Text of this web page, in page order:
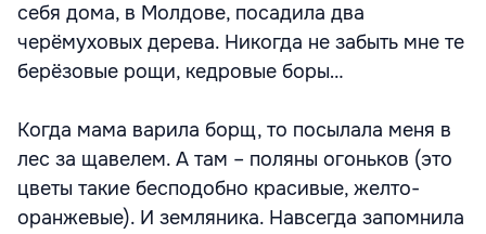
себя дома, в Молдове, посадила два
черёмуховых дерева. Никогда не забыть мне те
берёзовые рощи, кедровые боры…
Когда мама варила борщ, то посылала меня в
лес за щавелем. А там – поляны огоньков (это
цветы такие бесподобно красивые, желто-
оранжевые). И земляника. Навсегда запомнила